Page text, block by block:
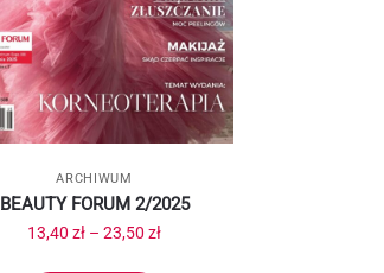
ARCHIWUM
BEAUTY FORUM 2/2025
13,40 zł – 23,50 zł